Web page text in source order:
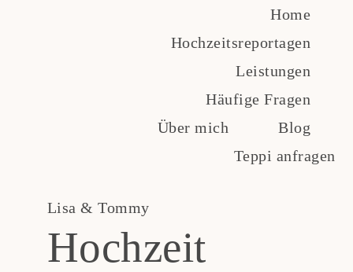
Home
Hochzeitsreportagen
Leistungen
Häufige Fragen
Über mich
Blog
Teppi anfragen
Lisa & Tommy
Hochzeit